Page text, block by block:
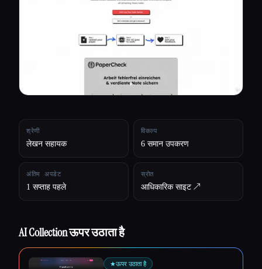
Esc
श्रेणी
लेखन सहायक
विकल्प
6 समान उपकरण
अंतिम अपडेट
1 सप्ताह पहले
स्रोत
आधिकारिक साइट ↗︎
AI Collection ऊपर उठाता है
★ऊपर उठाता है